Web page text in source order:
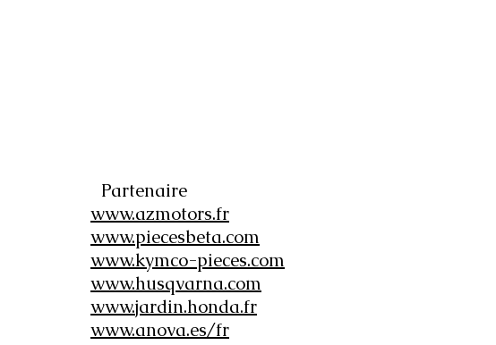
Partenaire
www.azmotors.fr
www.piecesbeta.com
www.kymco-pieces.com
www.husqvarna.com
www.jardin.honda.fr
www.anova.es/fr